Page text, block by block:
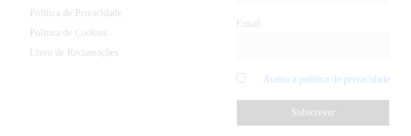
Política de Privacidade
Política de Cookies
Livro de Reclamações
Email